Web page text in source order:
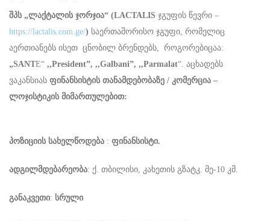
შპს „ლაქტალის ჯორჯია“ (LACTALIS ჯგუფის წევრი –
https://lactalis.com.ge/) საერთაშორისო ჯგუფი, რომელიც
აერთიანებს ისეთ ცნობილ ბრენდებს, როგორებიცაა:
„SANTE“ ,,President”, ,,Galbani”, ,,Parmalat“. აცხადებს
ვაკანსიას ფინანსისტის თანამდებობაზე / კომერცია –
ლოჯისტიკის მიმართულებით:
პოზიციის სახელწოდება : ფინანსისტი.
ადგილმდებარეობა: ქ. თბილისი, კახეთის გზატკ. მე-10 კმ.
განაკვეთი: სრული